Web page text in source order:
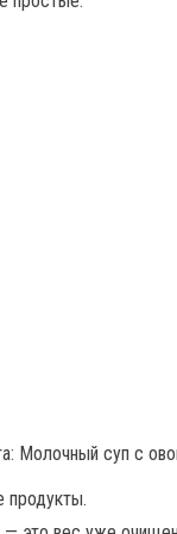
продукты.